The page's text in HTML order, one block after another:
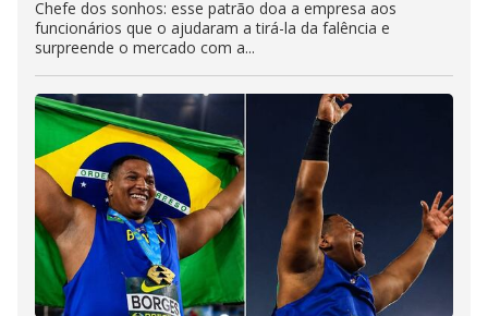
Chefe dos sonhos: esse patrão doa a empresa aos
funcionários que o ajudaram a tirá-la da falência e
surpreende o mercado com a...